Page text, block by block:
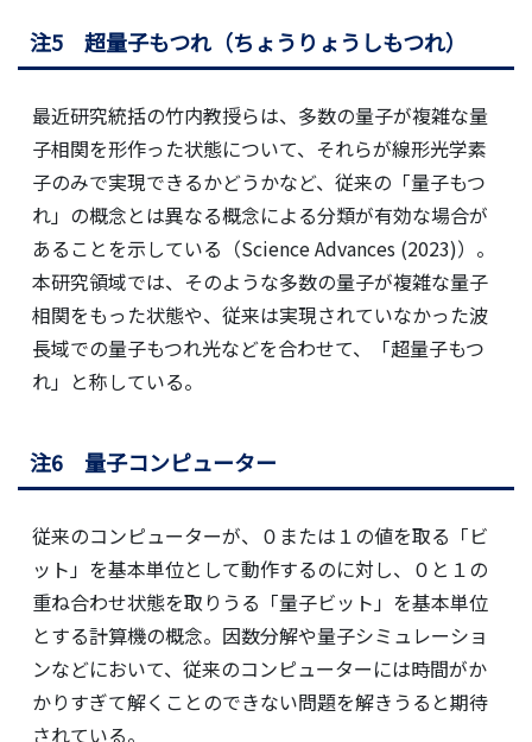
注5 超量子もつれ（ちょうりょうしもつれ）
最近研究統括の竹内教授らは、多数の量子が複雑な量
子相関を形作った状態について、それらが線形光学素
子のみで実現できるかどうかなど、従来の「量子もつ
れ」の概念とは異なる概念による分類が有効な場合が
あることを示している（Science Advances (2023)）。
本研究領域では、そのような多数の量子が複雑な量子
相関をもった状態や、従来は実現されていなかった波
長域での量子もつれ光などを合わせて、「超量子もつ
れ」と称している。
注6 量子コンピューター
従来のコンピューターが、０または１の値を取る「ビ
ット」を基本単位として動作するのに対し、０と１の
重ね合わせ状態を取りうる「量子ビット」を基本単位
とする計算機の概念。因数分解や量子シミュレーショ
ンなどにおいて、従来のコンピューターには時間がか
かりすぎて解くことのできない問題を解きうると期待
されている。